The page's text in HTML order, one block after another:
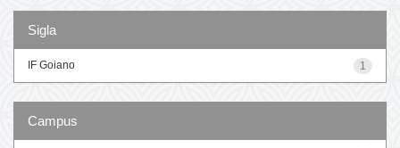
Sigla
1
IF Goiano
Campus